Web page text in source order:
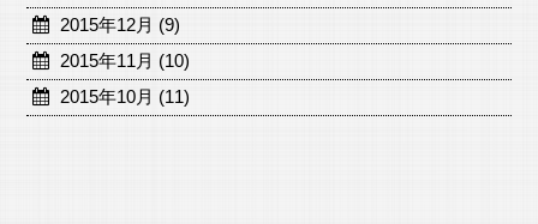
2015年12月 (9)
2015年11月 (10)
2015年10月 (11)